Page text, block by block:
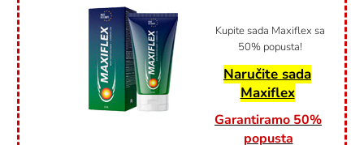
Kupite sada Maxiflex sa
50% popusta!
Naručite sada
Maxiflex
Garantiramo 50%
popusta